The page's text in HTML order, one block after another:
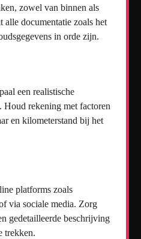
zowel van binnen als
documentatie zoals het
in orde zijn.
een realistische
rekening met factoren
en kilometerstand bij het
platforms zoals
via sociale media. Zorg
gedetailleerde beschrijving
trekken.